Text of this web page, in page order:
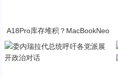
A18Pro库存堆积？MacBookNeo
与PP终极火焰狂潮意外同框